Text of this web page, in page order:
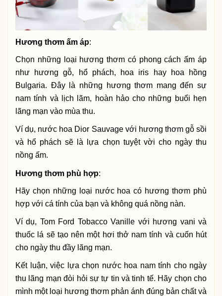
Hương thơm ấm áp:
Chọn những loại hương thơm có phong cách ấm áp
như hương gỗ, hổ phách, hoa iris hay hoa hồng
Bulgaria. Đây là những hương thơm mang đến sự
nam tính và lịch lãm, hoàn hảo cho những buổi hẹn
lãng mạn vào mùa thu.
Ví dụ, nước hoa Dior Sauvage với hương thơm gỗ sồi
và hổ phách sẽ là lựa chọn tuyệt vời cho ngày thu
nồng ấm.
Hương thơm phù hợp:
Hãy chọn những loại nước hoa có hương thơm phù
hợp với cá tính của bạn và không quá nồng nàn.
Ví dụ, Tom Ford Tobacco Vanille với hương vani và
thuốc lá sẽ tạo nên một hơi thở nam tính và cuốn hút
cho ngày thu đầy lãng mạn.
Kết luận, việc lựa chọn nước hoa nam tính cho ngày
thu lãng mạn đòi hỏi sự tự tin và tinh tế. Hãy chọn cho
mình một loại hương thơm phản ánh đúng bản chất và